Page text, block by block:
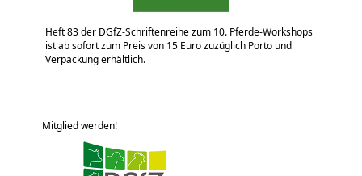
Heft 83 der DGfZ-Schriftenreihe zum 10. Pferde-Workshops
ist ab sofort zum Preis von 15 Euro zuzüglich Porto und
Verpackung erhältlich.
Mitglied werden!